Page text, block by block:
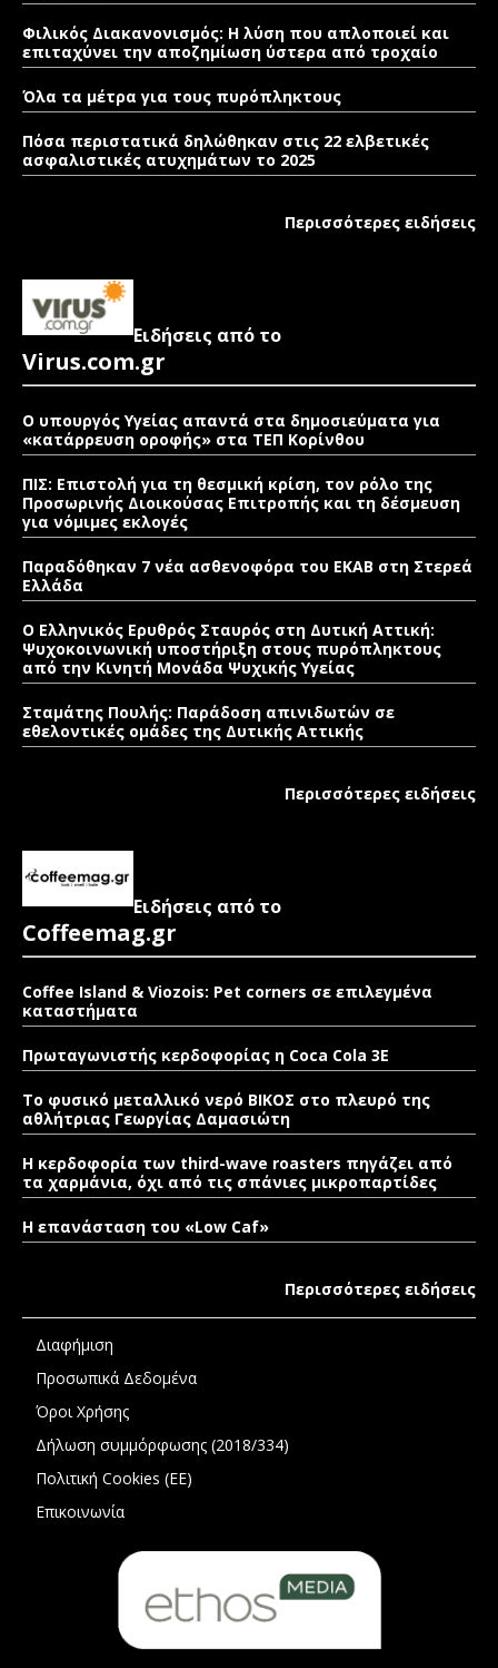
Φιλικός Διακανονισμός: Η λύση που απλοποιεί και
επιταχύνει την αποζημίωση ύστερα από τροχαίο
Όλα τα μέτρα για τους πυρόπληκτους
Πόσα περιστατικά δηλώθηκαν στις 22 ελβετικές
ασφαλιστικές ατυχημάτων το 2025
Περισσότερες ειδήσεις
Ειδήσεις από το
Virus.com.gr
Ο υπουργός Υγείας απαντά στα δημοσιεύματα για
«κατάρρευση οροφής» στα ΤΕΠ Κορίνθου
ΠΙΣ: Επιστολή για τη θεσμική κρίση, τον ρόλο της
Προσωρινής Διοικούσας Επιτροπής και τη δέσμευση
για νόμιμες εκλογές
Παραδόθηκαν 7 νέα ασθενοφόρα του ΕΚΑΒ στη Στερεά
Ελλάδα
Ο Ελληνικός Ερυθρός Σταυρός στη Δυτική Αττική:
Ψυχοκοινωνική υποστήριξη στους πυρόπληκτους
από την Κινητή Μονάδα Ψυχικής Υγείας
Σταμάτης Πουλής: Παράδοση απινιδωτών σε
εθελοντικές ομάδες της Δυτικής Αττικής
Περισσότερες ειδήσεις
Ειδήσεις από το
Coffeemag.gr
Coffee Island & Viozois: Pet corners σε επιλεγμένα
καταστήματα
Πρωταγωνιστής κερδοφορίας η Coca Cola 3E
Το φυσικό μεταλλικό νερό ΒΙΚΟΣ στο πλευρό της
αθλήτριας Γεωργίας Δαμασιώτη
Η κερδοφορία των third-wave roasters πηγάζει από
τα χαρμάνια, όχι από τις σπάνιες μικροπαρτίδες
Η επανάσταση του «Low Caf»
Περισσότερες ειδήσεις
Διαφήμιση
Προσωπικά Δεδομένα
Όροι Χρήσης
Δήλωση συμμόρφωσης (2018/334)
Πολιτική Cookies (ΕΕ)
Επικοινωνία